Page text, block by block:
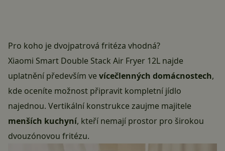
Pro koho je dvojpatrová fritéza vhodná?
Xiaomi Smart Double Stack Air Fryer 12L najde
uplatnění především vevícečlenných domácnostech,
kde oceníte možnost připravit kompletní jídlo
najednou. Vertikální konstrukce zaujme majitele
menších kuchyní, kteří nemají prostor pro širokou
dvouzónovou fritézu.